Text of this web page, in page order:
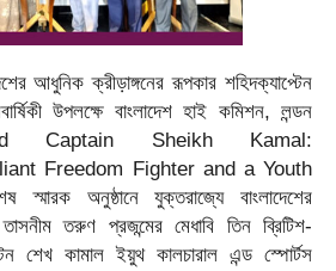
আধুনিক ক্রীড়াঙ্গনের রূপকার শহিদক্যাপ্টেন
উপলক্ষে বাংলাদেশ হাই কমিশন, লন্ডন
Captain Sheikh Kamal:
Freedom Fighter and a Youth
স্মারক অনুষ্ঠানে
যুক্তরাজ্যে বাংলাদেশের
তরুণ প্রজন্মের মেধাবি তিন ব্রিটিশ-
শেখ কামাল ইয়ুথ কালচারাল এন্ড স্পোর্টস